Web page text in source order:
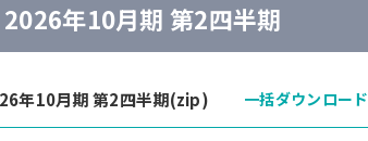
2026年10月期 第2四半期
年10月期 第2四半期(zip) 一括ダウンロード